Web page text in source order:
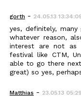
gorth - 24.05.13
yes, definitely,
whatever reason,
interest are not as
festival like CTM,
able to go there
great) so yes,
Matthias - 23.05.13